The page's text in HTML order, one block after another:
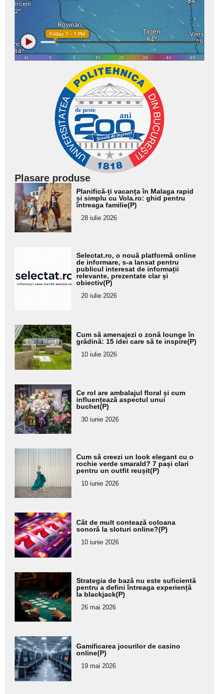
Plasare produse
Adaugă
aici textul
pentru
subtitlu
Planifică-ți vacanța în Malaga rapid
și simplu cu Vola.ro: ghid pentru
întreaga familie(P)
28 iulie 2026
pentru
subtitlu
Selectat.ro, o nouă platformă online
de informare, s-a lansat pentru
publicul interesat de informații
relevante, prezentate clar și
obiectiv(P)
20 iulie 2026
Adaugă
aici textul
pentru
subtitlu
Cum să amenajezi o zonă lounge în
grădină: 15 idei care să te inspire(P)
10 iulie 2026
Adaugă
aici textul
pentru
subtitlu
Ce rol are ambalajul floral și cum
influențează aspectul unui
buchet(P)
30 iunie 2026
Adaugă
aici textul
pentru
subtitlu
Cum să creezi un look elegant cu o
rochie verde smarald? 7 pași clari
pentru un outfit reușit(P)
10 iunie 2026
Adaugă
aici textul
pentru
subtitlu
Cât de mult contează coloana
sonoră la sloturi online?(P)
10 iunie 2026
Adaugă
aici textul
pentru
subtitlu
Strategia de bază nu este suficientă
pentru a defini întreaga experiență
la blackjack(P)
26 mai 2026
Adaugă
aici textul
pentru
subtitlu
Gamificarea jocurilor de casino
online(P)
19 mai 2026